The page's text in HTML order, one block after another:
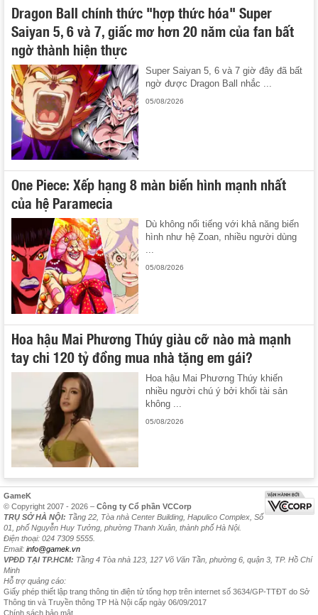
Dragon Ball chính thức "hợp thức hóa" Super
Saiyan 5, 6 và 7, giấc mơ hơn 20 năm của fan bất
ngờ thành hiện thực
Super Saiyan 5, 6 và 7 giờ đây đã bất
ngờ được Dragon Ball nhắc ...
05/08/2026
One Piece: Xếp hạng 8 màn biến hình mạnh nhất
của hệ Paramecia
Dù không nổi tiếng với khả năng biến
hình như hệ Zoan, nhiều người dùng
...
05/08/2026
Hoa hậu Mai Phương Thúy giàu cỡ nào mà mạnh
tay chi 120 tỷ đồng mua nhà tặng em gái?
Hoa hậu Mai Phương Thúy khiến
nhiều người chú ý bởi khối tài sản
không ...
05/08/2026
GameK
© Copyright 2007 - 2026 – Công ty Cổ phần VCCorp
TRỤ SỞ HÀ NỘI: Tầng 22, Tòa nhà Center Building, Hapulico Complex, Số
01, phố Nguyễn Huy Tưởng, phường Thanh Xuân, thành phố Hà Nội.
Điện thoại: 024 7309 5555.
Email: info@gamek.vn
VPĐD TẠI TP.HCM: Tầng 4 Tòa nhà 123, 127 Võ Văn Tần, phường 6, quận 3, TP. Hồ Chí
Minh
Hỗ trợ quảng cáo:
Giấy phép thiết lập trang thông tin điện tử tổng hợp trên internet số 3634/GP-TTĐT do Sở
Thông tin và Truyền thông TP Hà Nội cấp ngày 06/09/2017
Chính sách bảo mật